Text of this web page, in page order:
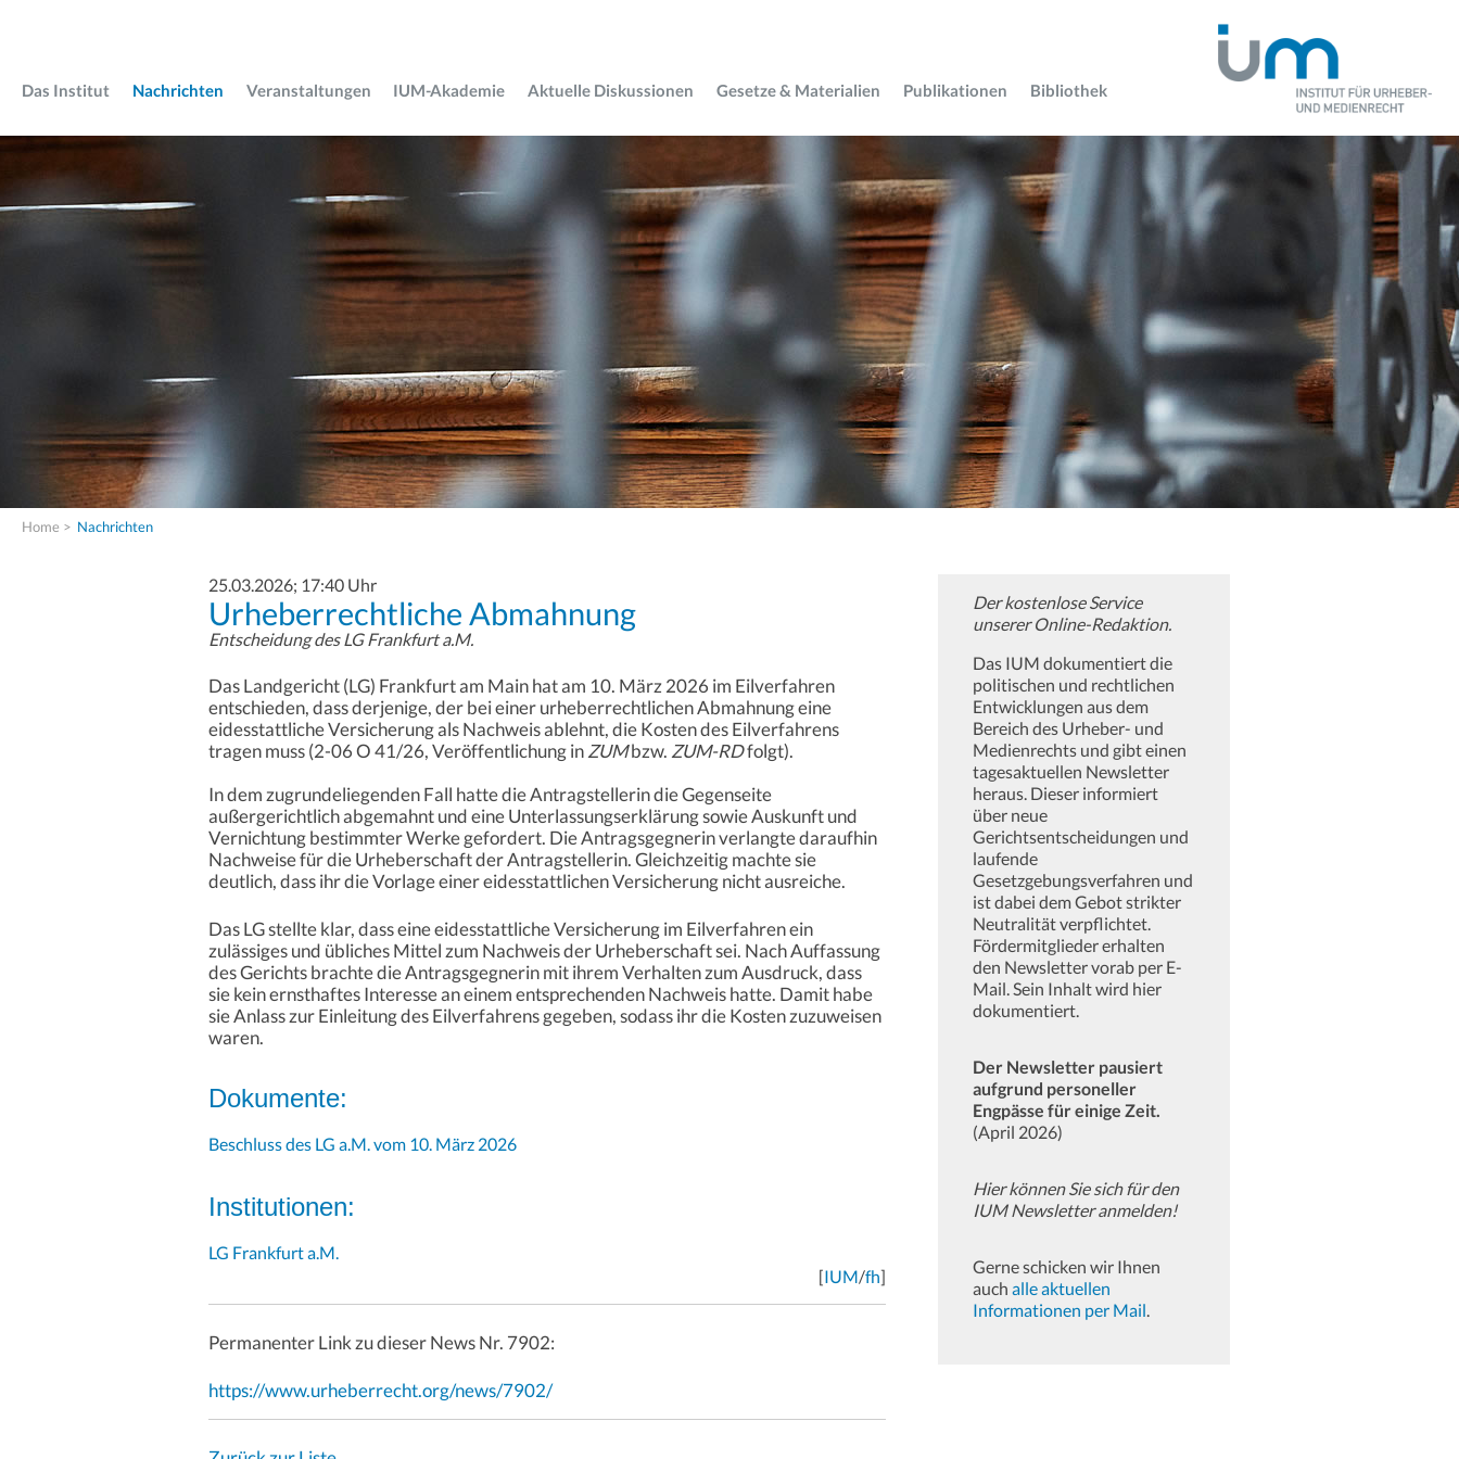
Das Institut Nachrichten Veranstaltungen IUM-Akademie Aktuelle Diskussionen Gesetze & Materialien Publikationen Bibliothek
Home > Nachrichten
25.03.2026; 17:40 Uhr
Urheberrechtliche Abmahnung
Entscheidung des LG Frankfurt a.M.
Das Landgericht (LG) Frankfurt am Main hat am 10. März 2026 im Eilverfahren
entschieden, dass derjenige, der bei einer urheberrechtlichen Abmahnung eine
eidesstattliche Versicherung als Nachweis ablehnt, die Kosten des Eilverfahrens
tragen muss (2-06 O 41/26, Veröffentlichung inZUMbzw. ZUM-RDfolgt).
In dem zugrundeliegenden Fall hatte die Antragstellerin die Gegenseite
außergerichtlich abgemahnt und eine Unterlassungserklärung sowie Auskunft und
Vernichtung bestimmter Werke gefordert. Die Antragsgegnerin verlangte daraufhin
Nachweise für die Urheberschaft der Antragstellerin. Gleichzeitig machte sie
deutlich, dass ihr die Vorlage einer eidesstattlichen Versicherung nicht ausreiche.
Das LG stellte klar, dass eine eidesstattliche Versicherung im Eilverfahren ein
zulässiges und übliches Mittel zum Nachweis der Urheberschaft sei. Nach Auffassung
des Gerichts brachte die Antragsgegnerin mit ihrem Verhalten zum Ausdruck, dass
sie kein ernsthaftes Interesse an einem entsprechenden Nachweis hatte. Damit habe
sie Anlass zur Einleitung des Eilverfahrens gegeben, sodass ihr die Kosten zuzuweisen
waren.
Dokumente:
Beschluss des LG a.M. vom 10. März 2026
Institutionen:
LG Frankfurt a.M.
[IUM/fh]
Permanenter Link zu dieser News Nr. 7902:
https://www.urheberrecht.org/news/7902/
Der kostenlose Service
unserer Online-Redaktion.
Das IUM dokumentiert die
politischen und rechtlichen
Entwicklungen aus dem
Bereich des Urheber- und
Medienrechts und gibt einen
tagesaktuellen Newsletter
heraus. Dieser informiert
über neue
Gerichtsentscheidungen und
laufende
Gesetzgebungsverfahren und
ist dabei dem Gebot strikter
Neutralität verpflichtet.
Fördermitglieder erhalten
den Newsletter vorab per E-
Mail. Sein Inhalt wird hier
dokumentiert.
Der Newsletter pausiert
aufgrund personeller
Engpässe für einige Zeit.
(April 2026)
Hier können Sie sich für den
IUM Newsletter anmelden!
Gerne schicken wir Ihnen
auch alle aktuellen
Informationen per Mail.